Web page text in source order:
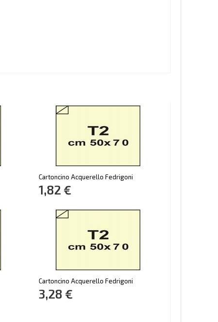
Cartoncino Acquerello Fedrigoni
1,82 €
Cartoncino Acquerello Fedrigoni
3,28 €